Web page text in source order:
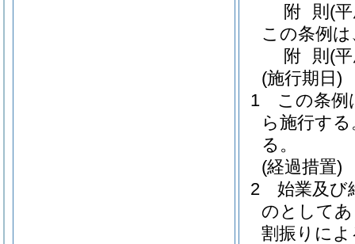
附 則 (
この条例
附 則 (
(施行期日)
1
この条例
ら施行する
る。
(経過措置)
2
始業及び
のとして
割振りに